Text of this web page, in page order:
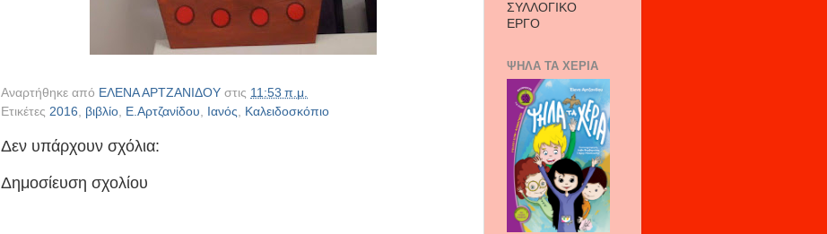
Αναρτήθηκε από ΕΛΕΝΑ ΑΡΤΖΑΝΙΔΟΥ στις 11:53 π.μ.
Ετικέτες 2016 βιβλίο Ε.Αρτζανίδου Ιανός Καλειδοσκόπιο
Δεν υπάρχουν σχόλια:
Δημοσίευση σχολίου
ΣΥΛΛΟΓΙΚΟ
ΕΡΓΟ
ΨΗΛΑ ΤΑ ΧΕΡΙΑ